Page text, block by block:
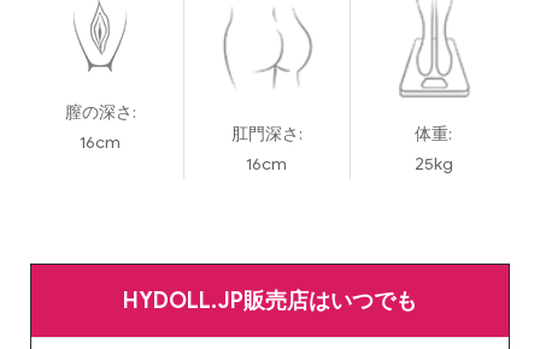
膣の深さ:
16cm
肛門深さ:
16cm
体重:
25kg
HYDOLL.JP販売店はいつでも